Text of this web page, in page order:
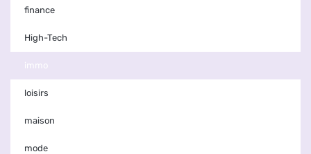
finance
High-Tech
immo
loisirs
maison
mode